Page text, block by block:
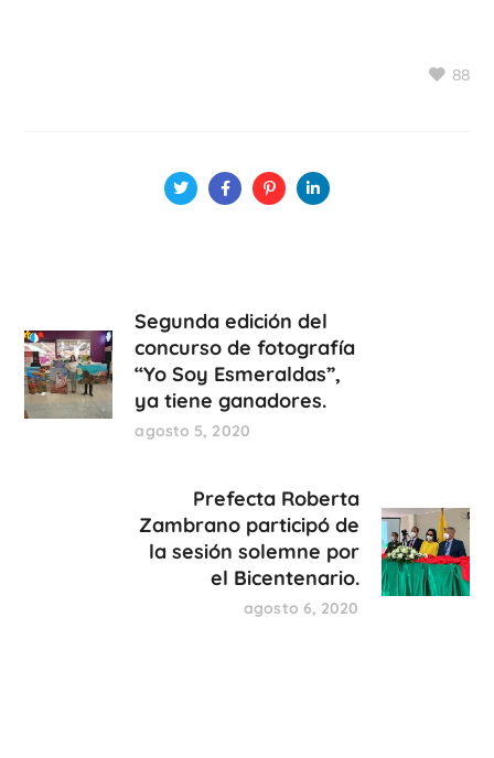
88
Segunda edición del
concurso de fotografía
“Yo Soy Esmeraldas”,
ya tiene ganadores.
agosto 5, 2020
Prefecta Roberta
Zambrano participó de
la sesión solemne por
el Bicentenario.
agosto 6, 2020